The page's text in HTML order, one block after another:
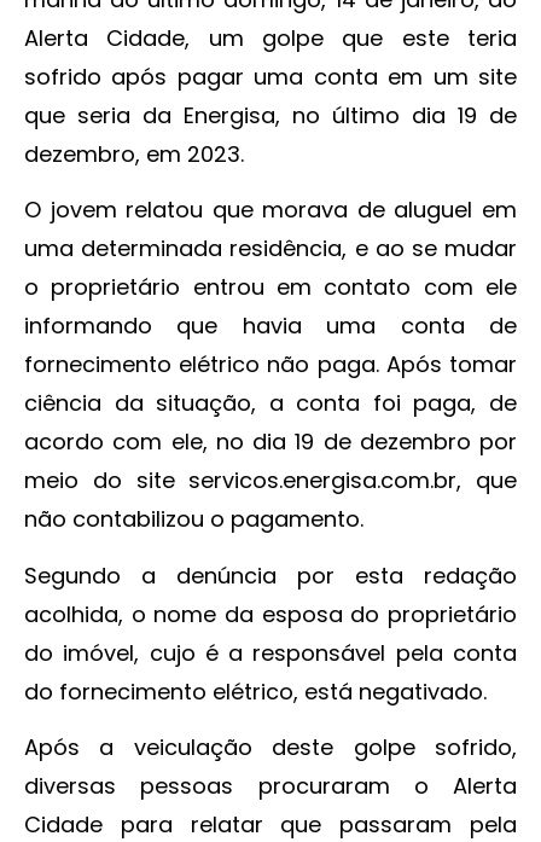
Alerta Cidade, um golpe que este teria
sofrido após pagar uma conta em um site
que seria da Energisa, no último dia 19 de
dezembro, em 2023.
O jovem relatou que morava de aluguel em
uma determinada residência, e ao se mudar
o proprietário entrou em contato com ele
informando que havia uma conta de
fornecimento elétrico não paga. Após tomar
ciência da situação, a conta foi paga, de
acordo com ele, no dia 19 de dezembro por
meio do site servicos.energisa.com.br, que
não contabilizou o pagamento.
Segundo a denúncia por esta redação
acolhida, o nome da esposa do proprietário
do imóvel, cujo é a responsável pela conta
do fornecimento elétrico, está negativado.
Após a veiculação deste golpe sofrido,
diversas pessoas procuraram o Alerta
Cidade para relatar que passaram pela